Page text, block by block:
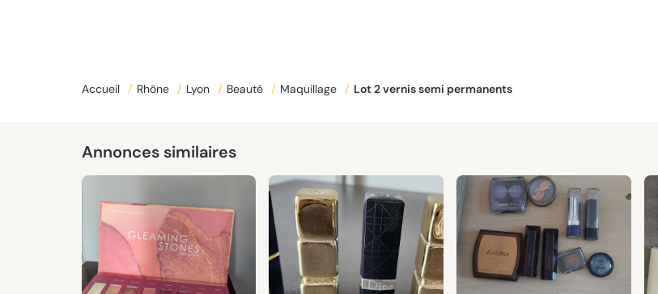
Accueil / Rhône / Lyon / Beauté / Maquillage / Lot 2 vernis semi permanents
Annonces similaires